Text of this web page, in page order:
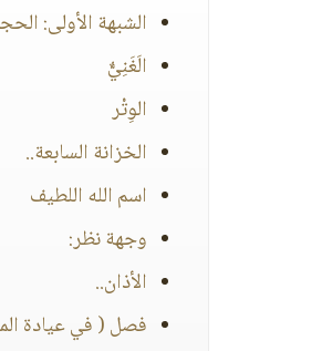
الشبهة الأولى:
الَغَنِيٌّ
الوِتْر
الخزانة السابعة..
اسم الله اللطيف
وجهة نظر:
الأذان..
فصل ( في عيادة